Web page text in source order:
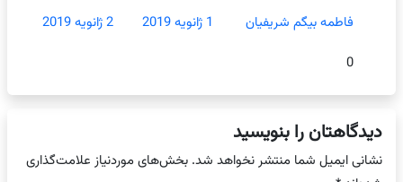
فاطمه بیگم شریفیان
1 ژانویه 2019
2 ژانویه 2019
0
دیدگاهتان را بنویسید
نشانی ایمیل شما منتشر نخواهد شد. بخش‌های موردنیاز علامت‌گذاری